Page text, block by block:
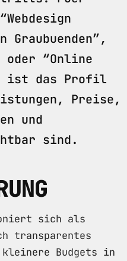
Graubuenden”,
oder “Online
ist das Profil
Preise,
und
sind.
sich als
transparentes
kleinere Budgets in